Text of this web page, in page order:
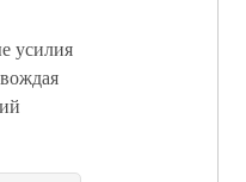
усилия